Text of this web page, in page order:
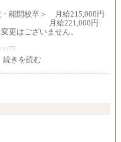
・能開校卒＞ 月給215,000円
＞ 月給221,000円
更はございません。
円
きを読む